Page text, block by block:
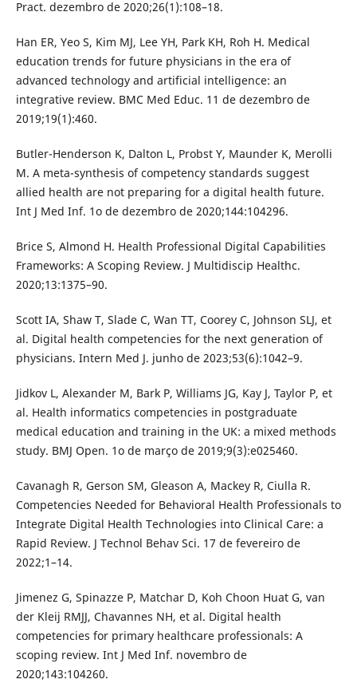
Pract. dezembro de 2020;26(1):108–18.
Han ER, Yeo S, Kim MJ, Lee YH, Park KH, Roh H. Medical
education trends for future physicians in the era of
advanced technology and artificial intelligence: an
integrative review. BMC Med Educ. 11 de dezembro de
2019;19(1):460.
Butler-Henderson K, Dalton L, Probst Y, Maunder K, Merolli
M. A meta-synthesis of competency standards suggest
allied health are not preparing for a digital health future.
Int J Med Inf. 1o de dezembro de 2020;144:104296.
Brice S, Almond H. Health Professional Digital Capabilities
Frameworks: A Scoping Review. J Multidiscip Healthc.
2020;13:1375–90.
Scott IA, Shaw T, Slade C, Wan TT, Coorey C, Johnson SLJ, et
al. Digital health competencies for the next generation of
physicians. Intern Med J. junho de 2023;53(6):1042–9.
Jidkov L, Alexander M, Bark P, Williams JG, Kay J, Taylor P, et
al. Health informatics competencies in postgraduate
medical education and training in the UK: a mixed methods
study. BMJ Open. 1o de março de 2019;9(3):e025460.
Cavanagh R, Gerson SM, Gleason A, Mackey R, Ciulla R.
Competencies Needed for Behavioral Health Professionals to
Integrate Digital Health Technologies into Clinical Care: a
Rapid Review. J Technol Behav Sci. 17 de fevereiro de
2022;1–14.
Jimenez G, Spinazze P, Matchar D, Koh Choon Huat G, van
der Kleij RMJJ, Chavannes NH, et al. Digital health
competencies for primary healthcare professionals: A
scoping review. Int J Med Inf. novembro de
2020;143:104260.